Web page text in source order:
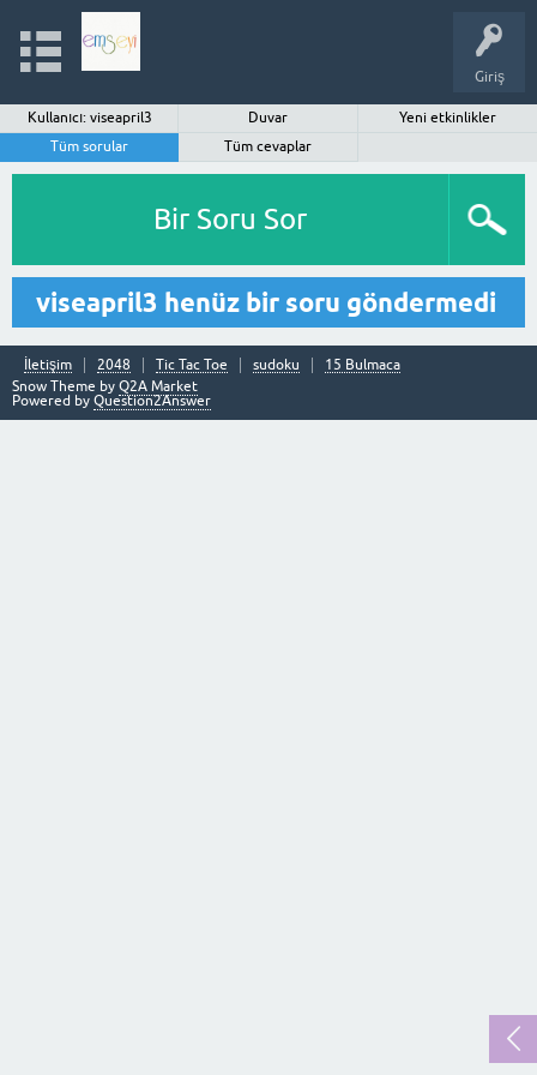
Giriş
Kullanıcı: viseapril3 Duvar
Yeni etkinlikler
Tüm sorular
Tüm cevaplar
Bir Soru Sor
viseapril3 henüz bir soru göndermedi
İletişim 2048 Tic Tac Toe sudoku
15 Bulmaca
Snow Theme by Q2A Market
Powered by Question2Answer